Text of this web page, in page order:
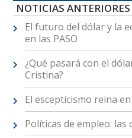
NOTICIAS
El futuro del dólar y la
en las PASO
¿Qué pasará con el
Cristina?
El escepticismo reina
Políticas de empleo: las